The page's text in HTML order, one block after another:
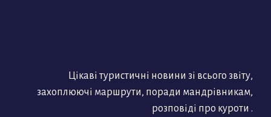
Цікаві туристичні новини зі всього звіту,
захоплюючі маршрути, поради мандрівникам,
розповіді про куроти .